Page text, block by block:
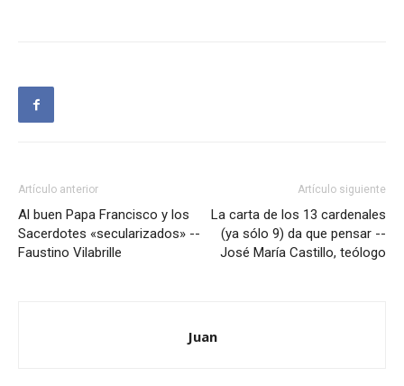
Artículo anterior
Al buen Papa Francisco y los
Sacerdotes «secularizados» --
Faustino Vilabrille
Artículo siguiente
La carta de los 13 cardenales
(ya sólo 9) da que pensar --
José María Castillo, teólogo
Juan